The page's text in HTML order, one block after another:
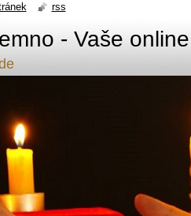
- Vaše
rss